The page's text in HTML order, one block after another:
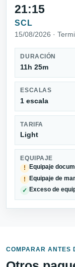
21:15
SCL
15/08/2026 ·
DURACIÓN
11h 25m
ESCALAS
1 escala
TARIFA
Light
EQUIPAJE
!
Equipaje
! Equipaje de
✓ Exceso de
COMPARAR ANTES